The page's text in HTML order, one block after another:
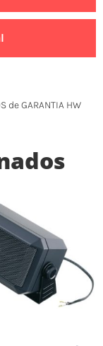
de GARANTIA HW